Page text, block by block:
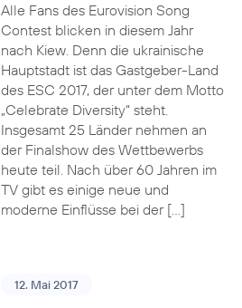
Alle Fans des Eurovision Song
Contest blicken in diesem Jahr
nach Kiew. Denn die ukrainische
Hauptstadt ist das Gastgeber-Land
des ESC 2017, der unter dem Motto
„Celebrate Diversity“ steht.
Insgesamt 25 Länder nehmen an
der Finalshow des Wettbewerbs
heute teil. Nach über 60 Jahren im
TV gibt es einige neue und
moderne Einflüsse bei der […]
12. Mai 2017